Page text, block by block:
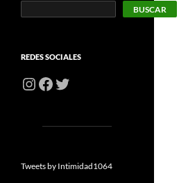
BUSCAR
REDES SOCIALES
Instagram
Facebook
Twitter
Tweets by Intimidad1064